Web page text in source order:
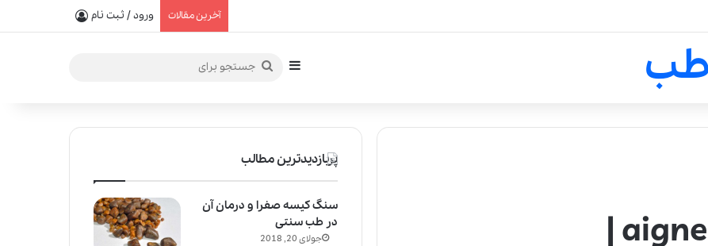
آخرین مقالات ورود / ثبت نام
سایدبارجستجو
پربازدیدترین مطالب
سنگ کیسه صفرا و درمان آن
در طب سنتی
جولای 20, 2018